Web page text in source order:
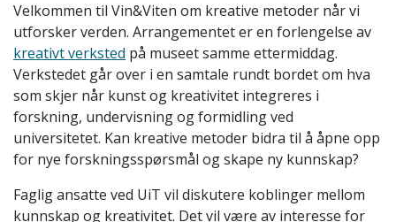
Velkommen til Vin&Viten om kreative metoder når vi
utforsker verden. Arrangementet er en forlengelse av
kreativt verksted på museet samme ettermiddag.
Verkstedet går over i en samtale rundt bordet om hva
som skjer når kunst og kreativitet integreres i
forskning, undervisning og formidlingved
universitetet. Kan kreative metoder bidra til å åpne opp
for nye forskningsspørsmål og skape ny kunnskap?
Faglig ansatte ved UiT vil diskutere koblinger mellom
kunnskap og kreativitet. Det vil være av interesse for